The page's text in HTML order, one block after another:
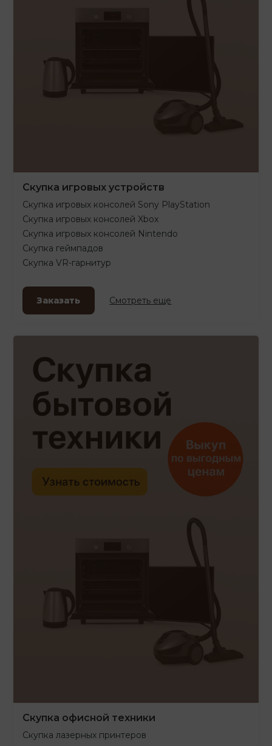
Скупка игровых устройств
Скупка игровых консолей Sony PlayStation
Скупка игровых консолей Xbox
Скупка игровых консолей Nintendo
Скупка геймпадов
Скупка VR-гарнитур
Заказать Смотреть еще
Скупка офисной техники
Скупка лазерных принтеров